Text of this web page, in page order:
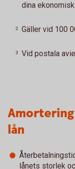
dina
2 Gäller vid 100
3 Vid postala
lån
lånets storlek